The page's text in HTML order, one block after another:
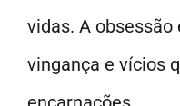
vidas. A obsessão
vingança e vícios